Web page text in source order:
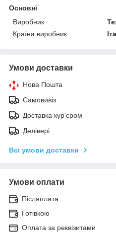
Основні
Виробник
Країна виробник
Умови доставки
Нова Пошта
Самовивіз
Доставка кур'єром
Делівері
Всі умови доставки
Умови оплати
Післяплата
Готівкою
Оплата за реквізитами